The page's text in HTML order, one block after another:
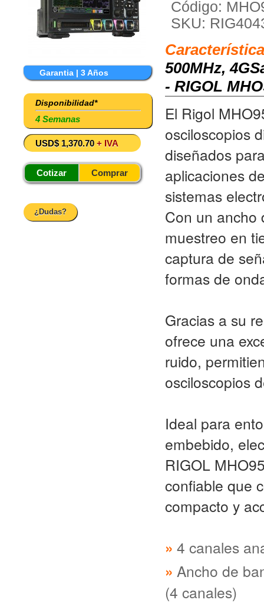
Garantia | 3 Años
Disponibilidad*
4 Semanas
USD$ 1,370.70 + IVA
Cotizar Comprar
¿Dudas?
Código:
SKU:
500MHz,
- RIGOL
El Rigol
osciloscopios
diseñados
aplicaciones
sistemas
Con un ancho
muestreo en
captura de
formas de
Gracias a su
ofrece una
ruido,
osciloscopios
Ideal para
embebido,
RIGOL
confiable que
compacto y
4 canales
Ancho de
(4 canales)